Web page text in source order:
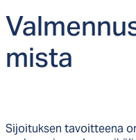
mis­ta
Sijoituksen tavoitteena